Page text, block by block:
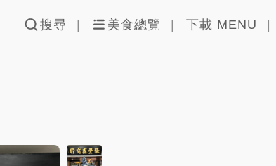
搜尋 美食總覽 下載 MENU